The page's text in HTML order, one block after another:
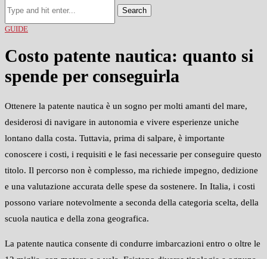
Search
GUIDE
Costo patente nautica: quanto si
spende per conseguirla
Ottenere la patente nautica è un sogno per molti amanti del mare,
desiderosi di navigare in autonomia e vivere esperienze uniche
lontano dalla costa. Tuttavia, prima di salpare, è importante
conoscere i costi, i requisiti e le fasi necessarie per conseguire questo
titolo. Il percorso non è complesso, ma richiede impegno, dedizione
e una valutazione accurata delle spese da sostenere. In Italia, i costi
possono variare notevolmente a seconda della categoria scelta, della
scuola nautica e della zona geografica.
La patente nautica consente di condurre imbarcazioni entro o oltre le